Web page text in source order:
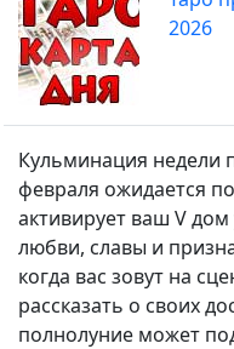
2026
Кульминация недели
февраля ожидается
активирует ваш V
любви, славы и
когда вас зовут на
рассказать о своих
полнолуние может